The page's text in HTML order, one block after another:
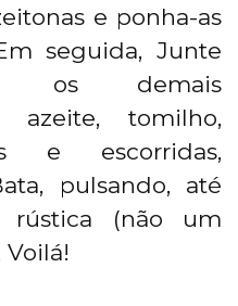
e ponha-as
seguida, Junte
os demais
azeite, tomilho,
e escorridas,
pulsando, até
rústica (não um